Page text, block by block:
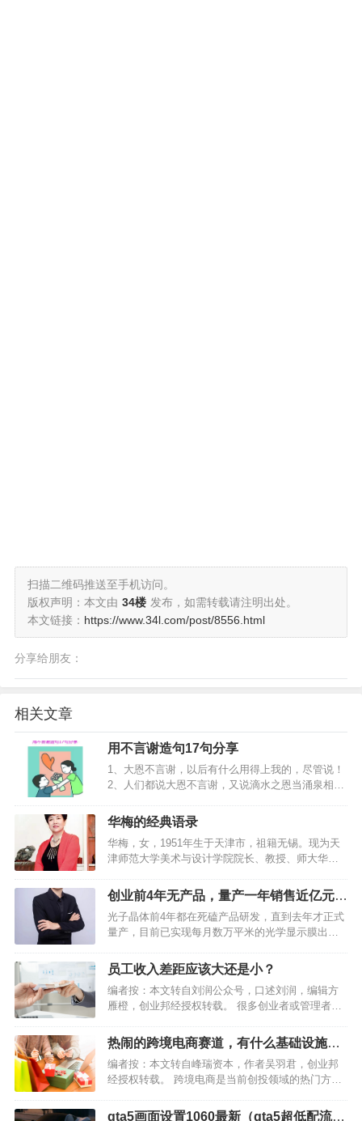
扫描二维码推送至手机访问。
版权声明：本文由 34楼 发布，如需转载请注明出处。
本文链接： https://www.34l.com/post/8556.html
分享给朋友：
相关文章
用不言谢造句17句分享
1、大恩不言谢，以后有什么用得上我的，尽管说！
2、人们都说大恩不言谢，又说滴水之恩当涌泉相
地，只谢朋友，谢谢你风雨一路的陪伴。感恩节快
乐！3、大恩不言谢，我就是结草衔环，也不足为
报。…
华梅的经典语录
华梅，女，1951年生于天津市，祖籍无锡。现为天
津师范大学美术与设计学院院长、教授、师大华梅
献中青年专家”，享受国务院政府津贴。1997年天津
市劳动模范，1998年全国教育系统巾帼建功标兵、
全国…
创业前4年无产品，量产一年销售近亿元，
这家公司怎么做到的？
光子晶体前4年都在死磕产品研发，直到去年才正式
量产，目前已实现每月数万平米的光学显示膜出
伴，在透明显示领域开了先河。 作者丨解夏 编辑丨
及轶嵘 图源丨受访者 “家里的窗户、汽车车窗、公
司的玻璃幕墙…
员工收入差距应该大还是小？
编者按：本文转自刘润公众号，口述刘润，编辑方
雁橙，创业邦经授权转载。 很多创业者或管理者
员工。结果员工离职率反而高了，人才密度降低
了，团队的业绩也变差了。 还有一些HR，在招人时
会尽量节省成本，薪…
热闹的跨境电商赛道，有什么基础设施类
的创业机会？
编者按：本文转自峰瑞资本，作者吴羽君，创业邦
经授权转载。 跨境电商是当前创投领域的热门方向
的多重影响，这一行业的复合增速仍超过20%。与
gta5画面设置1060最新（gta5超低配流畅